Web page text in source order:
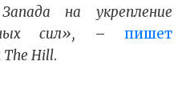
на укрепление
сил», – пишет
The Hill.